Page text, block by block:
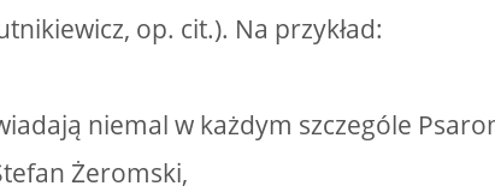
op. cit.). Na przykład:
niemal w każdym szczególe
Żeromski,